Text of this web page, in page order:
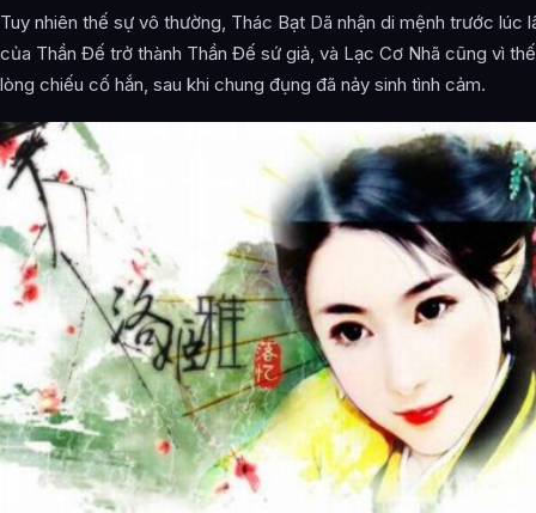
Tuy nhiên thế sự vô thường, Thác Bạt Dã nhận di mệnh trước lúc
của Thần Đế trở thành Thần Đế sứ giả, và Lạc Cơ Nhã cũng vì
lòng chiếu cố hắn, sau khi chung đụng đã nảy sinh tình cảm.